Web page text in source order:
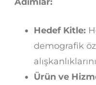
Hedef Kitle:
demografik
Ürün ve